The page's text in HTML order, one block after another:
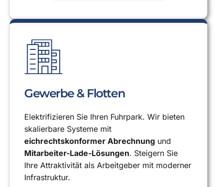
Gewerbe & Flotten
Elektrifizieren Sie Ihren Fuhrpark. Wir bieten
skalierbare Systeme mit
eichrechtskonformer Abrechnung und
Mitarbeiter-Lade-Lösungen. Steigern Sie
Ihre Attraktivität als Arbeitgeber mit moderner
Infrastruktur.